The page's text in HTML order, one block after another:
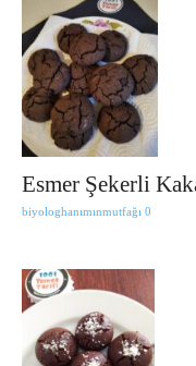
Esmer Şekerli
biyologhanımınmutfağı 0